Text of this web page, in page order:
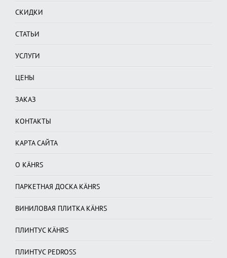
СКИДКИ
СТАТЬИ
УСЛУГИ
ЦЕНЫ
ЗАКАЗ
КОНТАКТЫ
КАРТА САЙТА
О KÄHRS
ПАРКЕТНАЯ ДОСКА KÄHRS
ВИНИЛОВАЯ ПЛИТКА KÄHRS
ПЛИНТУС KÄHRS
ПЛИНТУС PEDROSS